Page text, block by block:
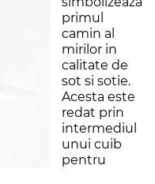
primul
camin al
mirilor in
calitate de
sot si sotie.
Acesta este
redat prin
intermediul
unui cuib
pentru